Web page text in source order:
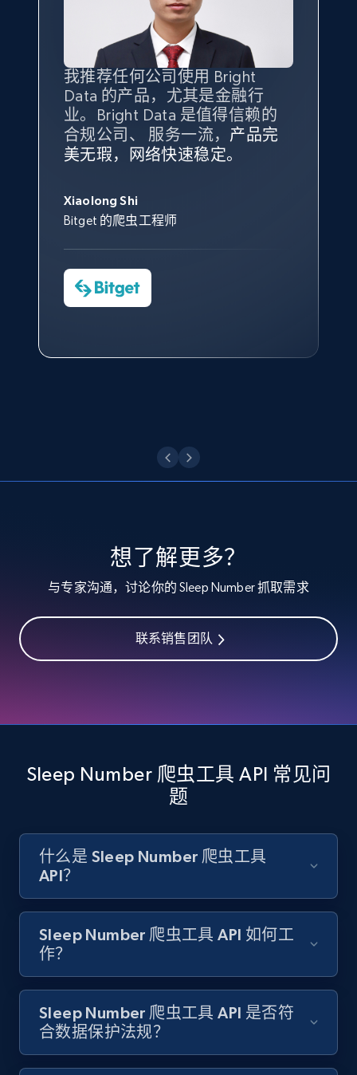
specified keywords
URL, Product id, Title, Product description,
Rating, Reviews count, Initial price, Discount,
and more.
1.3K+ 176+ 注册使用
URL, Product id, Title, Product description,
Rating, Reviews count, Initial price, Discount,
and more.
1.3K+ 176+
Zara - Products
Category id, Product id, Product name, Price,
Currency, Colour code, Colour, Description, and
Category id, Product id, Product name, Price,
Currency, Colour code, Colour, Description, and
1.2K+ 208+ 注册使用
Best Buy products
URL, Product id, Title, Images, Final price,
Currency, Discount, Initial price, and more.
1.1K+ 149+ 注册使用
我推荐任何公司使用 Bright
Data 的产品，尤其是金融行
业。Bright Data 是值得信赖的
合规公司、 服务一流， 产品完
美无瑕，网络快速稳定。
Xiaolong Shi
Bitget 的爬虫工程师
Bright Data 拥有自有代理基础
设施，助您持续获取网络数据。
帮助您轻松绕过烦人的验证码
（CAPTCHA）。
数据科学专家
根据我的使用体验，Bright Data
的服务价值不可估量。Bright
共网络数据以满足需求，并通过
其支持团队和开发团队，让我们
Charmagne Cruz
—— Shopee Philippines Inc. 报告与分析、
最重要的是拥有质量 最好、
最多的数据，而这正是 Bright
Data 和 tgndata 发挥作用的地
方。
tgndata 的首席执行官 (CEO)
我们对 Bright Data 的可靠性印
象深刻，对整体服务也非常满
沟通，他的协助对我们非常有帮
助。
Convert Group 的 CTO
我们对与 Bright Data 的合作感
到非常满意。各方面都很不错，
服务和支持团队也非常认可。
想了解更多？
与专家沟通，讨论你的 Sleep Number 抓取需求
联系销售团队
Sleep Number 爬虫工具 API 常见问
题
什么是 Sleep Number 爬虫工具
API？
Sleep Number 爬虫工具 API 如何工
作？
Sleep Number 爬虫工具 API 是否符
合数据保护法规？